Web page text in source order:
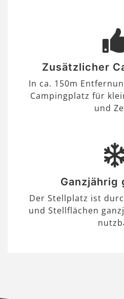
Zusätzlicher
In ca. 150m
Campingplatz für
und
Ganzjährig
Der Stellplatz ist
und Stellflächen